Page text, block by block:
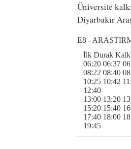
Üniversite
Diyarbakır
E8 -
İlk Durak
06:20 06:37
08:22 08:40
10:25 10:42
12:40
13:00 13:20
15:20 15:40
17:40 18:00
19:45